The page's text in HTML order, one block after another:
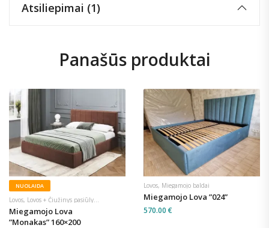
Atsiliepimai (1)
Panašūs produktai
NUOLAIDA
Lovos, Lovos + Čiužinys pasiūlymai Miegamojo baldai,Specialūs pasiūlymai
Miegamojo Lova
”Monakas” 160×200
Lovos, Miegamojo baldai
Miegamojo Lova ”024”
570.00 €